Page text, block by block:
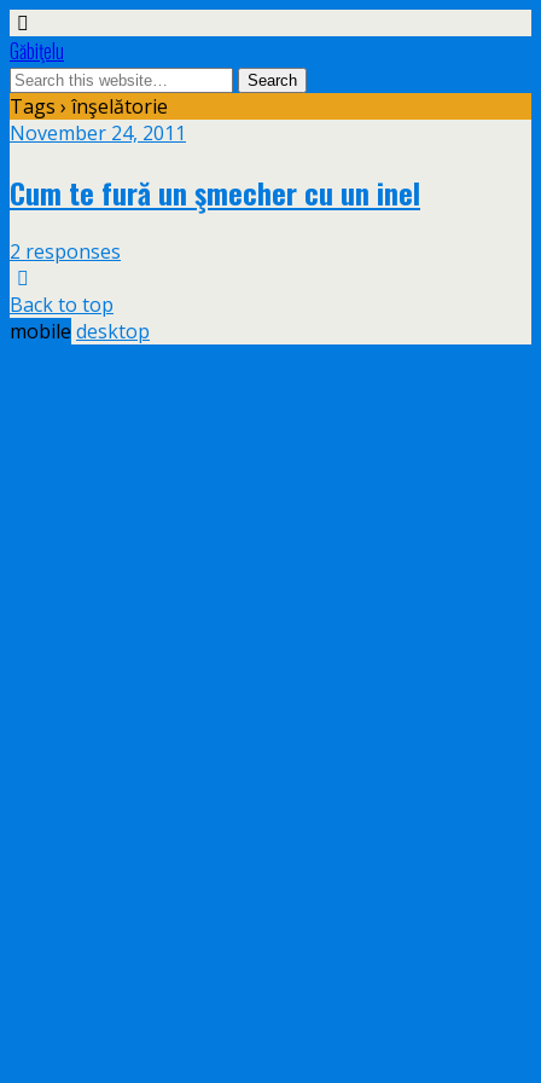
Găbiţelu
Tags › înşelătorie
November 24, 2011
Cum te fură un şmecher cu un inel
2 responses
Back to top
mobile desktop